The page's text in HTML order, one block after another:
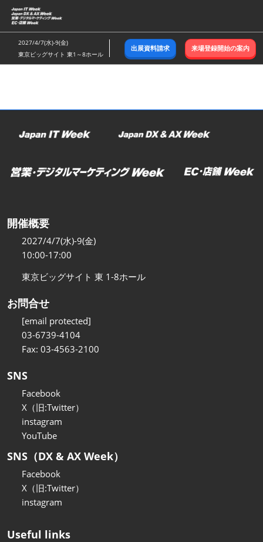
ス
キ
ッ
し
む
2027/4/7(水)-9(金)
東京ビッグサイト 東1～8ホール
出展資料請求 来場登録開始の案内
開催概要
2027/4/7(水)-9(金)
10:00-17:00
東京ビッグサイト 東 1-8ホール
お問合せ
[email protected]
03-6739-4104
Fax: 03-4563-2100
SNS
Facebook
X（旧:Twitter）
instagram
YouTube
SNS（DX & AX Week）
Facebook
X（旧:Twitter）
instagram
Useful links